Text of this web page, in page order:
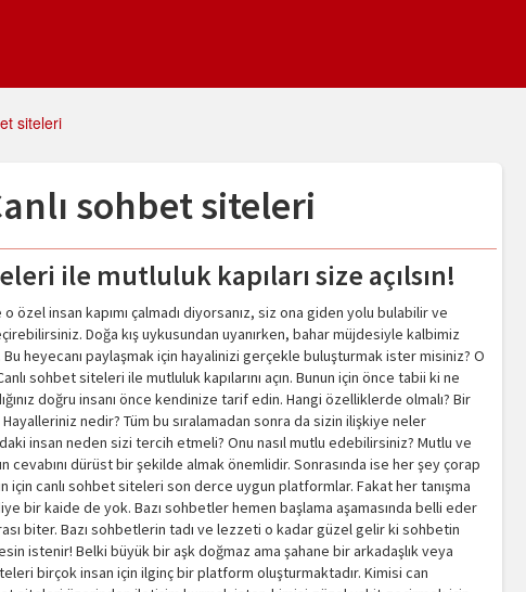
siteleri
sohbet siteleri
ile mutluluk kapıları size açılsın!
özel insan kapımı çalmadı diyorsanız, siz ona giden yolu bulabilir ve
Doğa kış uykusundan uyanırken, bahar müjdesiyle kalbimiz
Bu heyecanı paylaşmak için hayalinizi gerçekle buluşturmak ister misiniz? O
sohbet siteleri ile mutluluk kapılarını açın. Bunun için önce tabii ki ne
doğru insanı önce kendinize tarif edin. Hangi özelliklerde olmalı? Bir
nedir? Tüm bu sıralamadan sonra da sizin ilişkiye neler
insan neden sizi tercih etmeli? Onu nasıl mutlu edebilirsiniz? Mutlu ve
cevabını dürüst bir şekilde almak önemlidir. Sonrasında ise her şey çorap
için canlı sohbet siteleri son derce uygun platformlar. Fakat her tanışma
bir kaide de yok. Bazı sohbetler hemen başlama aşamasında belli eder
biter. Bazı sohbetlerin tadı ve lezzeti o kadar güzel gelir ki sohbetin
istenir! Belki büyük bir aşk doğmaz ama şahane bir arkadaşlık veya
birçok insan için ilginç bir platform oluşturmaktadır. Kimisi can